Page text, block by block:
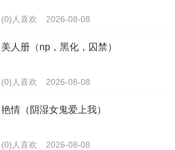
(0)人喜欢 2026-08-08
美人册（np，黑化，囚禁）
(0)人喜欢 2026-08-08
艳情（阴湿女鬼爱上我）
(0)人喜欢 2026-08-08